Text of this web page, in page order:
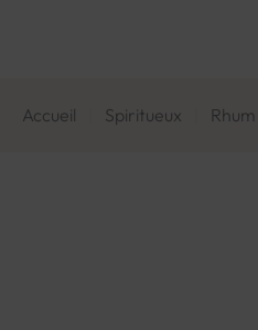
Accueil Spiritueux Rhum